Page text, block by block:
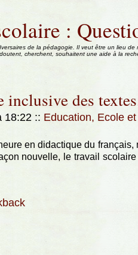
:
de la pédagogie. Il veut être un lieu
cherchent, souhaitent une aide à la
inclusive des
18:22 :: Education, Ecole
en didactique du
nouvelle, le travail